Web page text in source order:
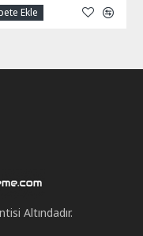
Ekle
Altındadır.